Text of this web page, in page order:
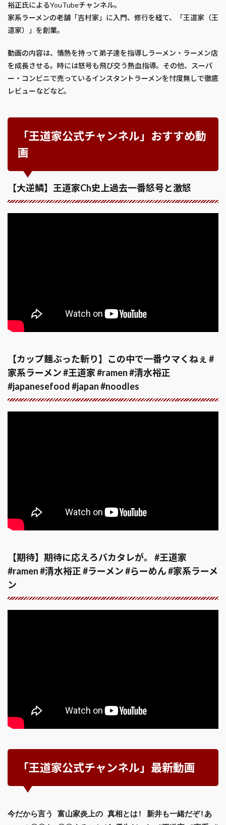
裕正氏によるYouTubeチャンネル。
家系ラーメンの老舗「吉村家」に入門、修行を経て、「王道家（王
道家）」を創業。
動画の内容は、情熱を持って弟子達を指導しラーメン・ラーメン店
を成長させる。時には怒号も飛び交う熱血指導。その他、スーパ
ー・コンビニで売っているインスタントラーメンを忖度無しで徹底
レビューなどなど。
「王道家公式チャンネル」おすすめ動
画
【大逆鱗】王道家Ch史上過去一番怒号と激怒
【カップ麺ぶった斬り】この中で一番ウマくねぇ #
家系ラーメン #王道家 #ramen #清水裕正
#japanesefood #japan #noodles
【期待】期待に応えろバカタレが。 #王道家
#ramen #清水裕正 #ラーメン #らーめん #家系ラーメ
ン
「王道家公式チャンネル」最新動画
今だから言う 富山家炎上の 真相とは! 新井も一緒だぞ!あ